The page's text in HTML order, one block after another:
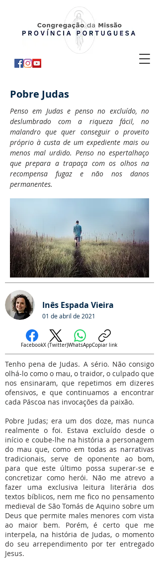
Pobre Judas
Penso em Judas e penso no excluído, no
deslumbrado com a riqueza fácil, no
malandro que quer conseguir o proveito
próprio à custa de um expediente mais ou
menos mal urdido. Penso no espertalhaço
que prepara a trapaça com os olhos na
recompensa fugaz e não nos danos
permanentes.
Inês Espada Vieira
01 de abril de 2021
FacebookX (Twitter)WhatsAppCopiar link
Tenho pena de Judas. A sério. Não consigo
olhá-lo como o mau, o traidor, o culpado que
nos ensinaram, que repetimos em dizeres
ofensivos, e que continuamos a encontrar
cada Páscoa nas invocações da paixão.
Pobre Judas; era um dos doze, mas nunca
realmente o foi. Estava excluído desde o
início e coube-lhe na história a personagem
do mau que, como em todas as narrativas
tradicionais, serve de oponente ao bom,
para que este último possa superar-se e
concretizar como herói. Não me atrevo a
fazer uma exclusiva leitura literária dos
textos bíblicos, nem me fico no pensamento
medieval de São Tomás de Aquino sobre um
Deus que permite males menores com vista
ao maior bem. Porém, é certo que me
interpela, na história de Judas, o momento
do seu arrependimento por ter entregado
Jesus.